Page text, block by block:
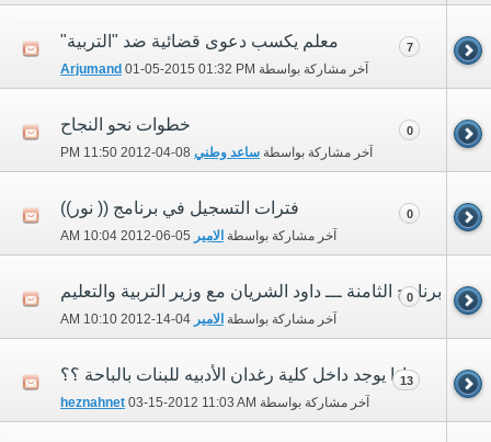
معلم يكسب دعوى قضائية ضد "التربية"
آخر مشاركة بواسطة Arjumand 01-05-2015 01:32 PM
7
خطوات نحو النجاح
آخر مشاركة بواسطة ساعد وطني 08-04-2012
11:50 PM
0
فترات التسجيل في برنامج (( نور))
آخر مشاركة بواسطة الامير 05-06-2012
10:04 AM
0
برنامج الثامنة ـــ داود الشريان مع وزير التربية والتعليم
آخر مشاركة بواسطة الامير 04-14-2012
10:10 AM
0
ماذا يوجد داخل كلية رغدان الأدبيه للبنات بالباحة ؟؟
آخر مشاركة بواسطة heznahnet 03-15-2012 11:03 AM
13